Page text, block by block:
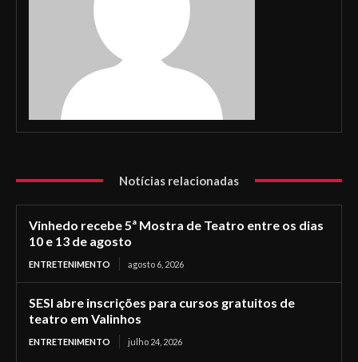
Notícias relacionadas
Vinhedo recebe 5ª Mostra de Teatro entre os dias
10 e 13 de agosto
ENTRETENIMENTO agosto 6, 2026
SESI abre inscrições para cursos gratuitos de
teatro em Valinhos
ENTRETENIMENTO julho 24, 2026